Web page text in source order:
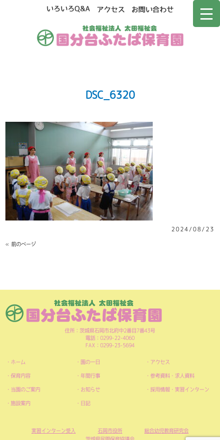
DSC_6320
2024/08/23
« 前のページ
住所：茨城県石岡市北府中2番目7番43号
電話：0299-22-4060
FAX：0299-23-5694
ホーム
保育内容
当園のご案内
施設案内
園の一日
年間行事
お知らせ
日記
アクセス
参考資料・求人資料
採用情報・実習インターン
実習インターン受入 石岡市役所
総合幼児教育研究会
茨城県民間保育協議会